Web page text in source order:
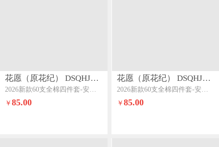
花愿（原花纪） DSQHJ910
2026新款60支全棉四件套-安娜安娜-浅天蓝+珍珠灰
￥85.00
花愿（原花纪） DSQHJ910
2026新款60支全棉四件套-安娜安娜-珍珠灰
￥ 85.00